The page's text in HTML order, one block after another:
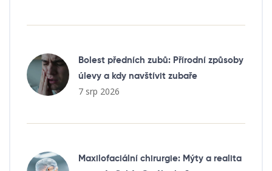
Bolest předních zubů: Přírodní způsoby
úlevy a kdy navštívit zubaře
7 srp 2026
Maxilofaciální chirurgie: Mýty a realita